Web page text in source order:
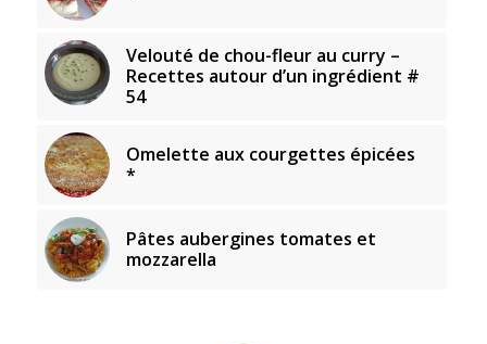
Velouté de chou-fleur au curry –
Recettes autour d’un ingrédient #
54
Omelette aux courgettes épicées
*
Pâtes aubergines tomates et
mozzarella